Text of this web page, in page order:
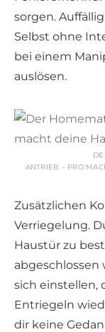
sorgen.
Selbst ohne
bei einem
auslösen.
ANTRIEB – PRO
Zusätzlichen
Verriegelung.
Haustür zu
abgeschlossen
sich einstellen,
Entriegeln
dir keine